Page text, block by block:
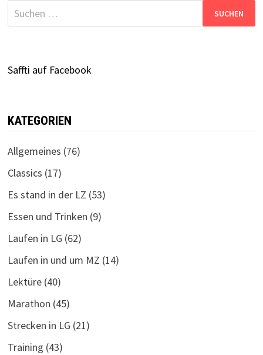
Suchen
nach:
Saffti auf Facebook
KATEGORIEN
Allgemeines (76)
Classics (17)
Es stand in der LZ (53)
Essen und Trinken (9)
Laufen in LG (62)
Laufen in und um MZ (14)
Lektüre(40)
Marathon (45)
Strecken in LG (21)
Training (43)